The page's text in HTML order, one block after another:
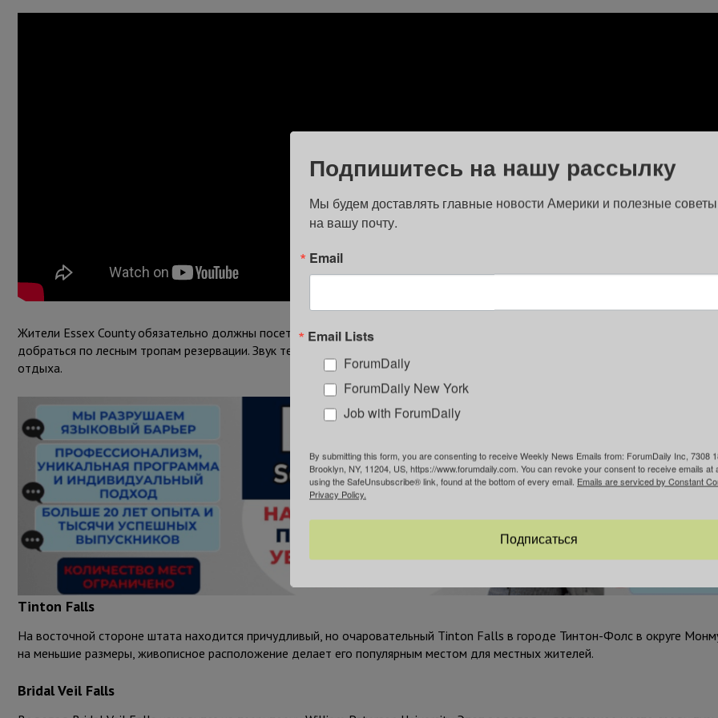
Жители Essex County обязательно должны посетить Hemlock Falls в резервации Саут-Маунтин. До этого 7-метрового
добраться по лесным тропам резервации. Звук текущей воды и красота водопада создают идеальный фон для любителей
отдыха.
Tinton Falls
На восточной стороне штата находится причудливый, но очаровательный Tinton Falls в городе Тинтон-Фолс в округе
на меньшие размеры, живописное расположение делает его популярным местом для местных жителей.
Bridal Veil Falls
Подпишитесь на нашу рассылку
Мы будем доставлять главные новости Америки и полезные
на вашу почту.
Email
Email Lists
ForumDaily
ForumDaily New York
Job with ForumDaily
By submitting this form, you are consenting to receive Weekly News Emails from: ForumDaily Inc, 7308
Brooklyn, NY, 11204, US, https://www.forumdaily.com. You can revoke your consent to receive emails at
using the SafeUnsubscribe® link, found at the bottom of every email. Emails are serviced by Constant
Privacy Policy.
Подписаться